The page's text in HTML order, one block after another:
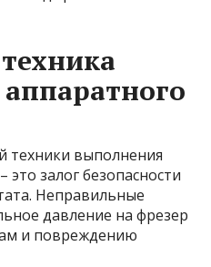
техники выполнения
залог безопасности
Неправильные
давление на фрезер
и повреждению